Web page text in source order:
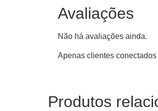
Avaliações
Não há avaliações ainda.
Apenas clientes
Produtos